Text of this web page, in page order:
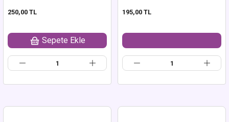
250,00 TL
Sepete Ekle
195,00 TL